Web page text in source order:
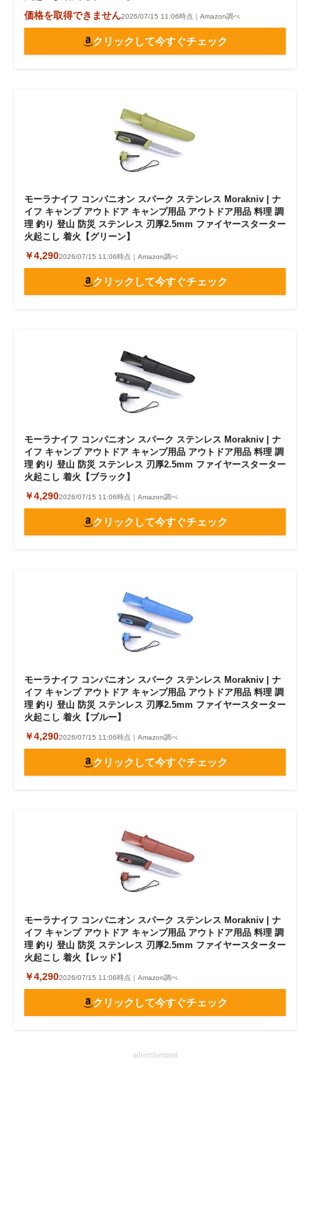
価格を取得できません2026/07/15 11:06時点｜Amazon調べ
クリックして今すぐチェック
モーラナイフ コンパニオン スパーク ステンレス Morakniv | ナ
イフ キャンプ アウトドア キャンプ用品 アウトドア用品 料理 調
理 釣り 登山 防災 ステンレス 刃厚2.5mm ファイヤースターター
火起こし 着火【グリーン】
￥4,2902026/07/15 11:06時点｜Amazon調べ
クリックして今すぐチェック
モーラナイフ コンパニオン スパーク ステンレス Morakniv | ナ
イフ キャンプ アウトドア キャンプ用品 アウトドア用品 料理 調
理 釣り 登山 防災 ステンレス 刃厚2.5mm ファイヤースターター
火起こし 着火【ブラック】
￥4,2902026/07/15 11:06時点｜Amazon調べ
クリックして今すぐチェック
モーラナイフ コンパニオン スパーク ステンレス Morakniv | ナ
イフ キャンプ アウトドア キャンプ用品 アウトドア用品 料理 調
理 釣り 登山 防災 ステンレス 刃厚2.5mm ファイヤースターター
火起こし 着火【ブルー】
￥4,2902026/07/15 11:06時点｜Amazon調べ
クリックして今すぐチェック
モーラナイフ コンパニオン スパーク ステンレス Morakniv | ナ
イフ キャンプ アウトドア キャンプ用品 アウトドア用品 料理 調
理 釣り 登山 防災 ステンレス 刃厚2.5mm ファイヤースターター
火起こし 着火【レッド】
￥4,2902026/07/15 11:06時点｜Amazon調べ
クリックして今すぐチェック
advertisement